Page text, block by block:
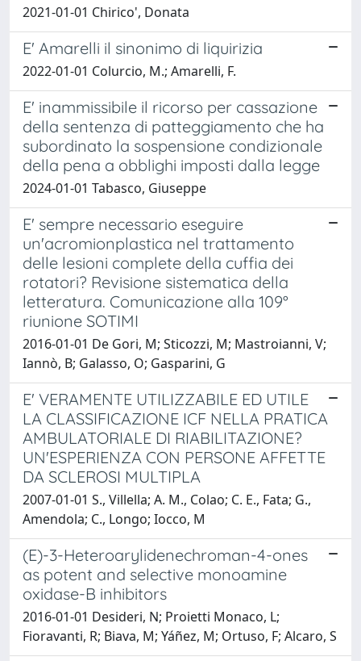
2021-01-01 Chirico', Donata
E' Amarelli il sinonimo di liquirizia
2022-01-01 Colurcio, M.; Amarelli, F.
E' inammissibile il ricorso per cassazione
della sentenza di patteggiamento che ha
subordinato la sospensione condizionale
della pena a obblighi imposti dalla legge
2024-01-01 Tabasco, Giuseppe
E' sempre necessario eseguire
un'acromionplastica nel trattamento
delle lesioni complete della cuffia dei
rotatori? Revisione sistematica della
letteratura. Comunicazione alla 109°
riunione SOTIMI
2016-01-01 De Gori, M; Sticozzi, M; Mastroianni, V;
Iannò, B; Galasso, O; Gasparini, G
E' VERAMENTE UTILIZZABILE ED UTILE
LA CLASSIFICAZIONE ICF NELLA PRATICA
AMBULATORIALE DI RIABILITAZIONE?
UN'ESPERIENZA CON PERSONE AFFETTE
DA SCLEROSI MULTIPLA
2007-01-01 S., Villella; A. M., Colao; C. E., Fata; G.,
Amendola; C., Longo; Iocco, M
(E)-3-Heteroarylidenechroman-4-ones
as potent and selective monoamine
oxidase-B inhibitors
2016-01-01 Desideri, N; Proietti Monaco, L;
Fioravanti, R; Biava, M; Yáñez, M; Ortuso, F; Alcaro, S